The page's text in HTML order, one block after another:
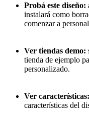
Probá este diseño:
instalará como
comenzar a
Ver tiendas demo:
tienda de ejemplo
personalizado.
Ver características:
características del